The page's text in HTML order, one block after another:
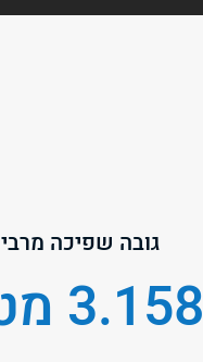
גובה שפיכה מרבי
3.158 מטר